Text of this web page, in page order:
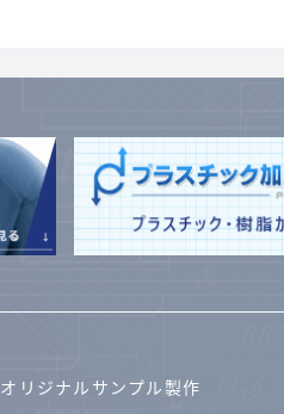
オリジナルサンプル製作